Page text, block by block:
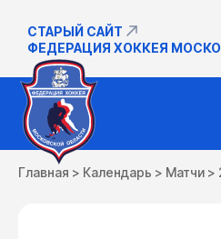
СТАРЫЙ САЙТ
ФЕДЕРАЦИЯ ХОККЕЯ
Главная > Календарь > Матчи >